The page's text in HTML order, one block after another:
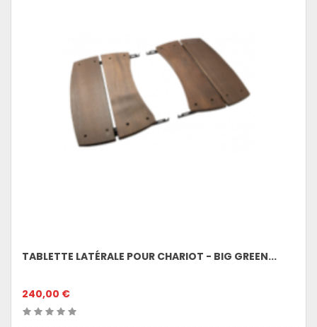
TABLETTE LATÉRALE POUR CHARIOT - BIG GREEN...
240,00 €